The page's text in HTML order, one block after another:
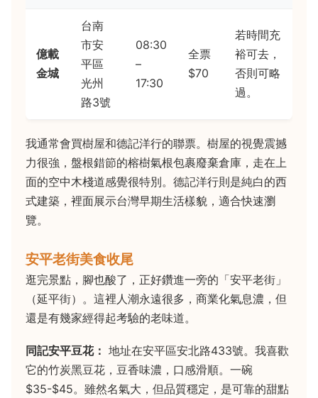
億載
金城
台南
市安
平區
光州
路3號
08:30
–
17:30
全票
$70
若時間充
裕可去，
否則可略
過。
我通常會買樹屋和德記洋行的聯票。樹屋的視覺震撼
力很強，盤根錯節的榕樹氣根包裹廢棄倉庫，走在上
面的空中木棧道感覺很特別。德記洋行則是純白的西
式建築，裡面展示台灣早期生活樣貌，適合快速瀏
覽。
安平老街美食收尾
逛完景點，腳也酸了，正好鑽進一旁的「安平老街」
（延平街）。這裡人潮永遠很多，商業化氣息濃，但
還是有幾家經得起考驗的老味道。
同記安平豆花： 地址在安平區安北路433號。我喜歡
它的竹炭黑豆花，豆香味濃，口感滑順。一碗
$35-$45。雖然名氣大，但品質穩定，是可靠的甜點